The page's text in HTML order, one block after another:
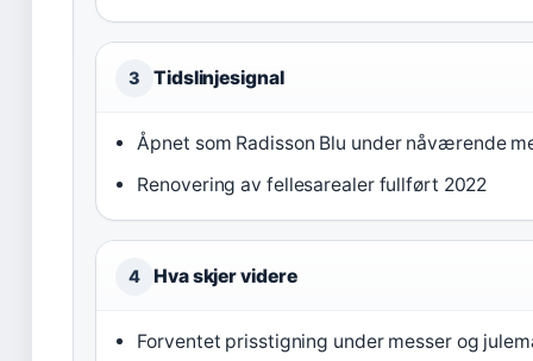
3 Tidslinjesignal
Åpnet som Radisson Blu under nåværende
Renovering av fellesarealer fullført 2022
4 Hva skjer videre
Forventet prisstigning under messer og